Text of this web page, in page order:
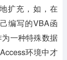
扩充，如，在
编写的VBA函
一种特殊数据
环境中才